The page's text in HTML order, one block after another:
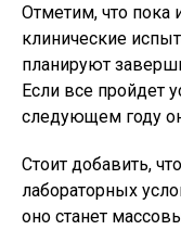
Отметим, что пока
клинические
планируют
Если все пройдет
следующем году
Стоит добавить,
лабораторных
оно станет